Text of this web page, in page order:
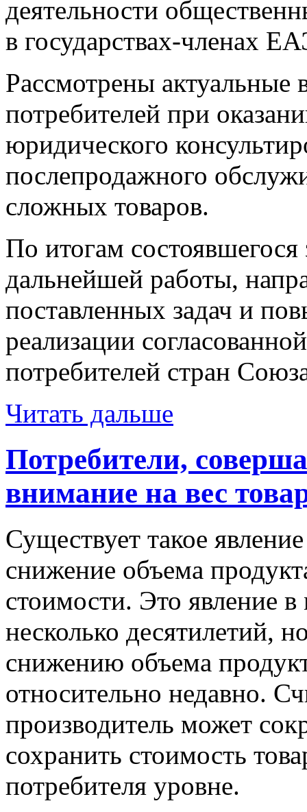
деятельности
в государствах-членах
Рассмотрены
потребителей при
юридического
послепродажного
сложных товаров.
По итогам
дальнейшей работы,
поставленных задач и
реализации
потребителей стран
Читать дальше
Потребители,
внимание на вес
Существует такое
снижение объема
стоимости. Это явление
несколько десятилетий,
снижению объема
относительно недавно.
производитель может
сохранить стоимость
потребителя уровне.